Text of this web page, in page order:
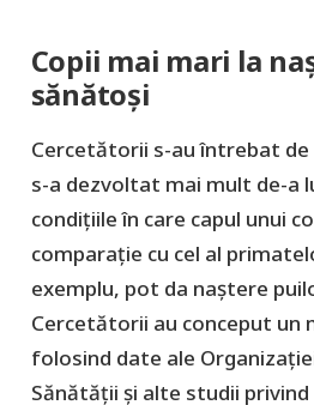
Copii mai mari la
sănătoși
Cercetătorii s-au întrebat de
s-a dezvoltat mai mult de-a
condițiile în care capul unui
comparație cu cel al
exemplu, pot da naștere
Cercetătorii au conceput un
folosind date ale
Sănătății și alte studii privind